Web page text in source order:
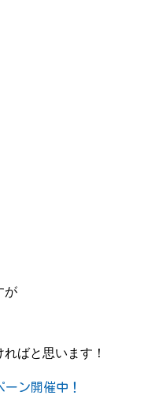
が
ばと思います！
ン開催中！